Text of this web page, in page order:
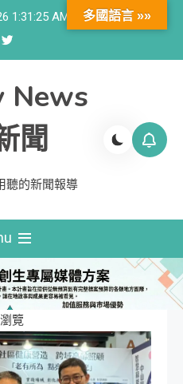
1:31:26 AM
News
聞
聽的新聞報導
覽
多國語言 »»